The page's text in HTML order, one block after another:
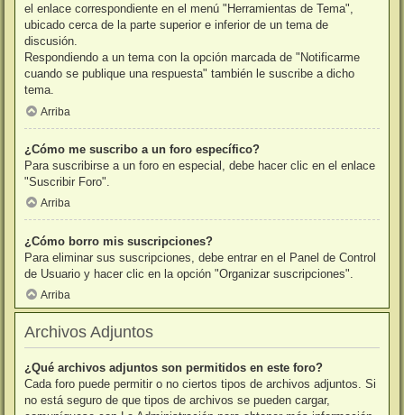
el enlace correspondiente en el menú "Herramientas de Tema",
ubicado cerca de la parte superior e inferior de un tema de
discusión.
Respondiendo a un tema con la opción marcada de "Notificarme
cuando se publique una respuesta" también le suscribe a dicho
tema.
Arriba
¿Cómo me suscribo a un foro específico?
Para suscribirse a un foro en especial, debe hacer clic en el enlace
"Suscribir Foro".
Arriba
¿Cómo borro mis suscripciones?
Para eliminar sus suscripciones, debe entrar en el Panel de Control
de Usuario y hacer clic en la opción "Organizar suscripciones".
Arriba
Archivos Adjuntos
¿Qué archivos adjuntos son permitidos en este foro?
Cada foro puede permitir o no ciertos tipos de archivos adjuntos. Si
no está seguro de que tipos de archivos se pueden cargar,